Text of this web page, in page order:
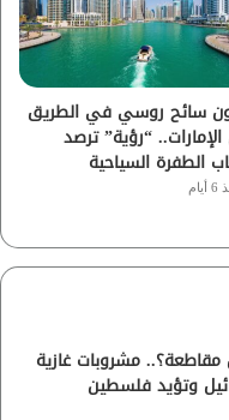
سائح روسي في الطريق
“رؤية” ترصد
الطفرة السياحية
مشروبات غازية
وتؤيد فلسطين